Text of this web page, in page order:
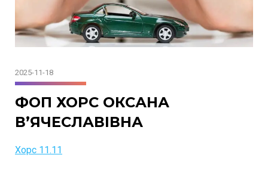
2025-11-18
ФОП ХОРС ОКСАНА
В’ЯЧЕСЛАВІВНА
Хорс 11.11